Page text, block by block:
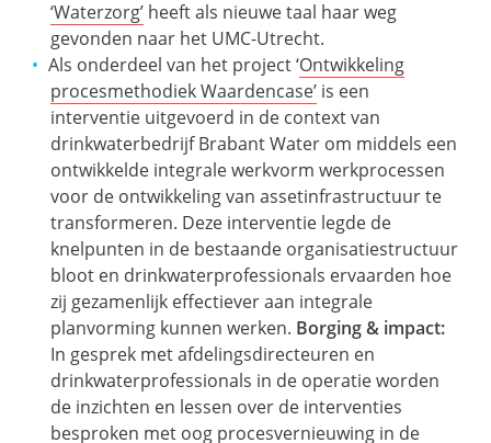
‘Waterzorg’ heeft als nieuwe taal haar weg
gevonden naar het UMC-Utrecht.
Als onderdeel van het project ‘Ontwikkeling
procesmethodiek Waardencase’ is een
interventie uitgevoerd in de context van
drinkwaterbedrijf Brabant Water om middels een
ontwikkelde integrale werkvorm werkprocessen
voor de ontwikkeling van assetinfrastructuur te
transformeren. Deze interventie legde de
knelpunten in de bestaande organisatiestructuur
bloot en drinkwaterprofessionals ervaarden hoe
zij gezamenlijk effectiever aan integrale
planvorming kunnen werken. Borging & impact:
In gesprek met afdelingsdirecteuren en
drinkwaterprofessionals in de operatie worden
de inzichten en lessen over de interventies
besproken met oog procesvernieuwing in de